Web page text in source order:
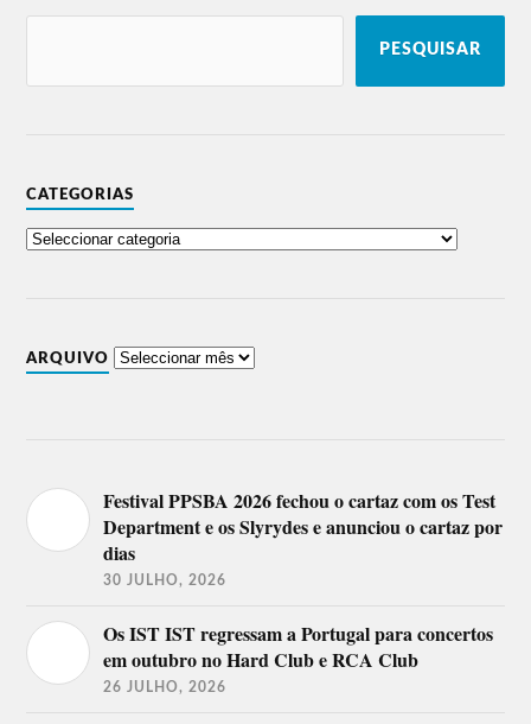
PESQUISAR
CATEGORIAS
ARQUIVO
Festival PPSBA 2026 fechou o cartaz com os Test
Department e os Slyrydes e anunciou o cartaz por
dias
30 JULHO, 2026
Os IST IST regressam a Portugal para concertos
em outubro no Hard Club e RCA Club
26 JULHO, 2026